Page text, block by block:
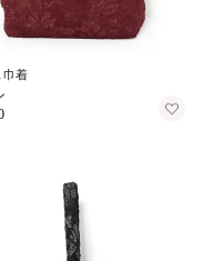
巾着